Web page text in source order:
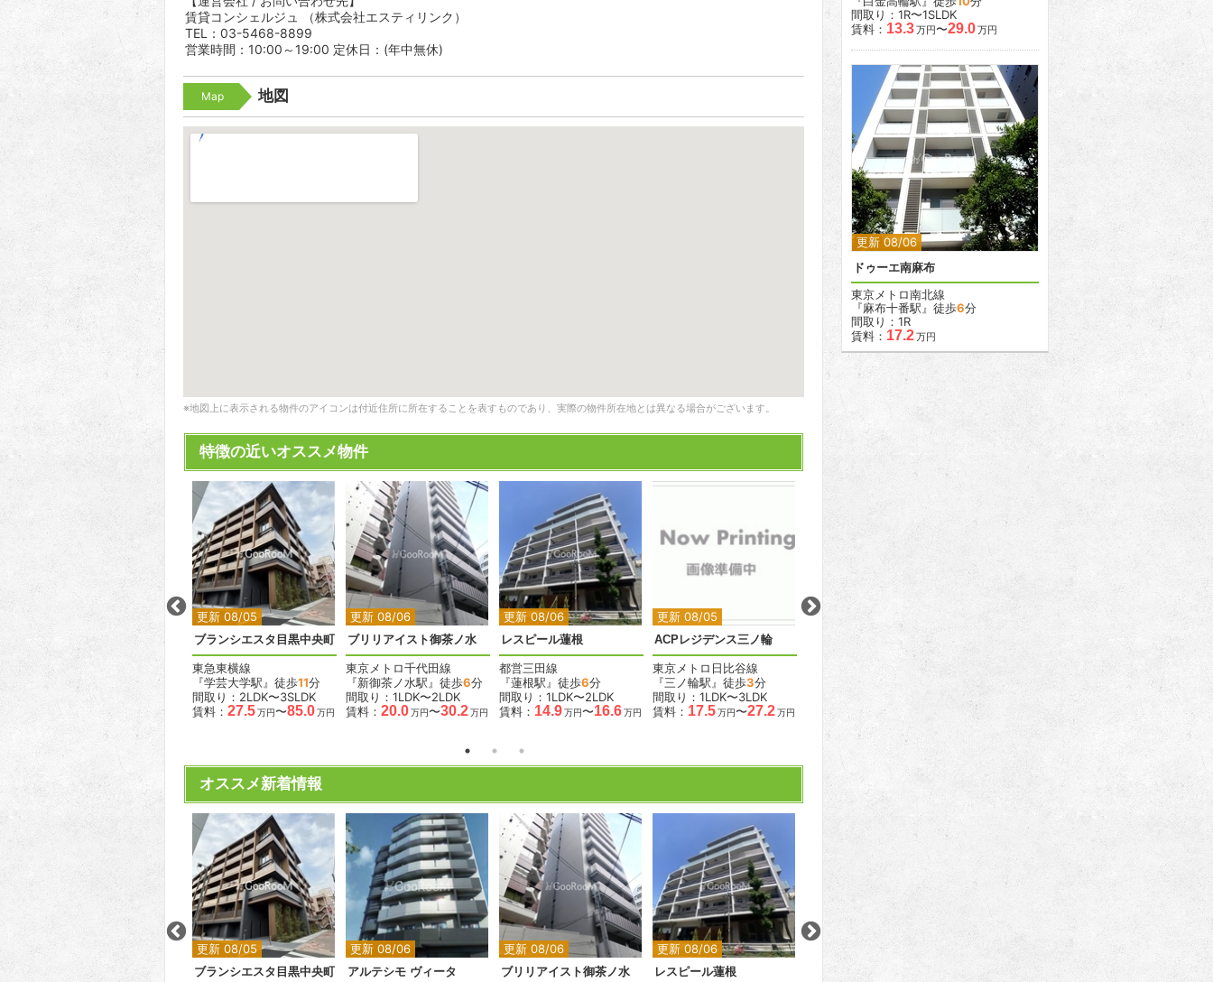
賃貸コンシェルジュ （株式会社エスティリンク）
TEL：03-5468-8899
営業時間：10:00～19:00 定休日：(年中無休)
Map 地図
※地図上に表示される物件のアイコンは付近住所に所在することを表すものであり、実際の物件所在地とは異なる場合がございます。
特徴の近いオススメ物件
更新 08/01
東京メトロ千代田線
『北綾瀬駅』徒歩
9
間取り：1K〜2LDK
賃料：
11.3 〜 21.9万円
更新 08/05
2
ブランシエスタ目黒中央町
東急東横線
『学芸大学駅』徒歩11分
間取り：2LDK〜3SLDK
賃料： 27.5万円〜85.0万円
更新 08/06
2
ブリリアイスト御茶ノ水
東京メトロ千代田線
『新御茶ノ水駅』徒歩6分
間取り：1LDK〜2LDK
賃料： 20.0万円〜30.2万円
更新 08/06
2 2
レスピール蓮根
都営三田線
『蓮根駅』徒歩6分
間取り：1LDK〜2LDK
賃料： 14.9万円〜16.6万円
更新 08/05
2
ACPレジデンス三ノ輪
東京メトロ日比谷線
『三ノ輪駅』徒歩3分
間取り：1LDK〜3LDK
賃料： 17.5万円〜27.2万円
更新 08/05
2
ムーヴァ代々木
小田急小田原線
『南新宿駅』徒歩 1
間取り：1LDK〜2LDK
23.9 万円
更新 08/01
JR京浜東北線
『大森駅』徒歩 4
間取り：1DK〜2LDK
賃料：
38.0 万円
更新 08/06
JR中央・総武線
『亀戸駅』徒歩
間取り：1DK〜
賃料：
14.0
オススメ新着情報
更新 08/01 更新 08/05
2
ブランシエスタ目黒中央町
更新 08/06
2
アルテシモ ヴィータ
更新 08/06
2
ブリリアイスト御茶ノ水
更新 08/06
2 2
レスピール蓮根
更新 08/06
ベルメゾン尾山台駅前
更新 08/03
シティインデックス神田
更新 08/05
ACPレジデンス
間取り：1R〜1SLDK
賃料： 13.3万円〜29.0万円
更新 08/06
2
ドゥーエ南麻布
東京メトロ南北線
『麻布十番駅』徒歩6分
間取り：1R
賃料： 17.2万円